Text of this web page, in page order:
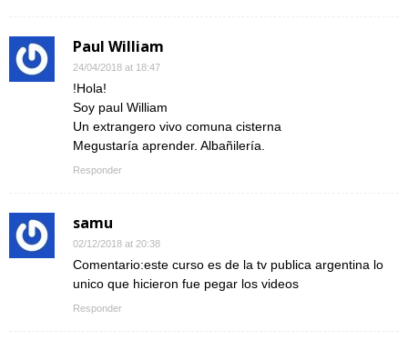
Paul William
24/04/2018 at 18:47
!Hola!
Soy paul William
Un extrangero vivo comuna cisterna
Megustaría aprender. Albañilería.
Responder
samu
02/12/2018 at 20:38
Comentario:este curso es de la tv publica argentina lo
unico que hicieron fue pegar los videos
Responder